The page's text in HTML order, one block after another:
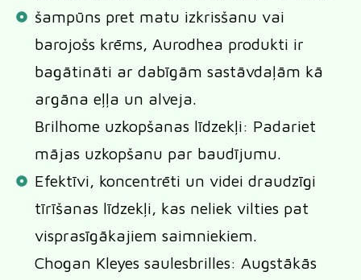
šampūns pret matu izkrisšanu vai
barojošs krēms, Aurodhea produkti ir
bagātināti ar dabīgām sastāvdaļām kā
argāna eļļa un alveja.
Brilhome uzkopšanas līdzekļi: Padariet
mājas uzkopšanu par baudījumu.
Efektīvi, koncentrēti un videi draudzīgi
tīrīšanas līdzekļi, kas neliek vilties pat
visprasīgākajiem saimniekiem.
Chogan Kleyes saulesbrilles: Augstākās